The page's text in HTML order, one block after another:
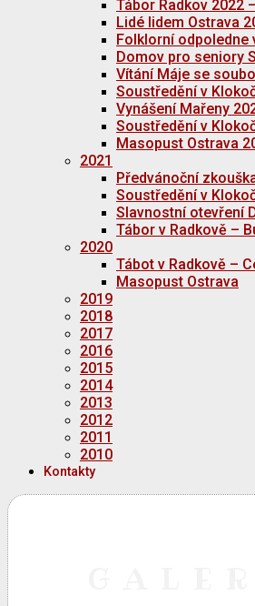
Tábor Radkov 2022
Lidé lidem Ostrava
Folklorní odpoledne
Domov pro seniory
Vítání Máje se
Soustředění v
Vynášení Mařeny
Soustředění v
Masopust Ostrava
2021
Předvánoční
Soustředění v
Slavnostní otevření
Tábor v Radkově –
2020
Tábot v Radkově –
Masopust Ostrava
2019
2018
2017
2016
2015
2014
2013
2012
2011
2010
Kontakty